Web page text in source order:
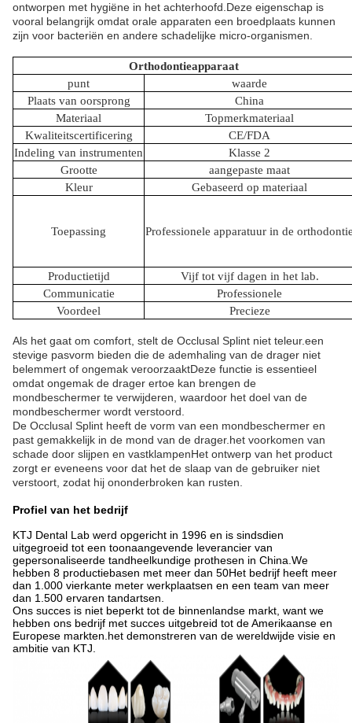
ontworpen met hygiëne in het achterhoofd.Deze eigenschap is
vooral belangrijk omdat orale apparaten een broedplaats kunnen
zijn voor bacteriën en andere schadelijke micro-organismen.
Orthodontieapparaat
punt
waarde
Plaats van oorsprong
China
Materiaal
Topmerkmateriaal
Kwaliteitscertificering
CE/FDA
Indeling van instrumenten
Klasse 2
Grootte
aangepaste maat
Kleur
Gebaseerd op materiaal
Toepassing Professionele apparatuur in de
Productietijd
Vijf tot vijf dagen in het lab.
Communicatie
Professionele
Voordeel
Precieze
Als het gaat om comfort, stelt de Occlusal Splint niet teleur.een
stevige pasvorm bieden die de ademhaling van de drager niet
belemmert of ongemak veroorzaaktDeze functie is essentieel
omdat ongemak de drager ertoe kan brengen de
mondbeschermer te verwijderen, waardoor het doel van de
mondbeschermer wordt verstoord.
De Occlusal Splint heeft de vorm van een mondbeschermer en
past gemakkelijk in de mond van de drager.het voorkomen van
schade door slijpen en vastklampenHet ontwerp van het product
zorgt er eveneens voor dat het de slaap van de gebruiker niet
verstoort, zodat hij ononderbroken kan rusten.
Profiel van het bedrijf
KTJ Dental Lab werd opgericht in 1996 en is sindsdien
uitgegroeid tot een toonaangevende leverancier van
gepersonaliseerde tandheelkundige prothesen in China.We
hebben 8 productiebasen met meer dan 50Het bedrijf heeft meer
dan 1.000 vierkante meter werkplaatsen en een team van meer
dan 1.500 ervaren tandartsen.
Ons succes is niet beperkt tot de binnenlandse markt, want we
hebben ons bedrijf met succes uitgebreid tot de Amerikaanse en
Europese markten.het demonstreren van de wereldwijde visie en
ambitie van KTJ.